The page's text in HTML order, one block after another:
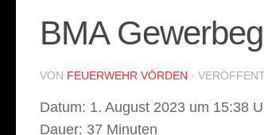
BMA
VON FEUERWEHR VÖRDEN ·
Datum: 1. August 2023 um 15:38
Dauer: 37 Minuten